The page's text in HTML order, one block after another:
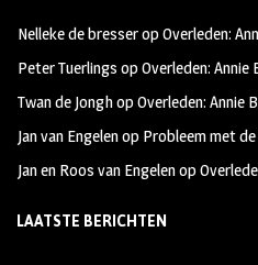
oo
k
m
Nelleke de bresseropOverleden:
Peter Tuerlings opOverleden: Annie
Twan de JonghopOverleden: Annie
Jan van Engelenop Probleem met
Jan en Roos van Engelenop
LAATSTE BERICHTEN